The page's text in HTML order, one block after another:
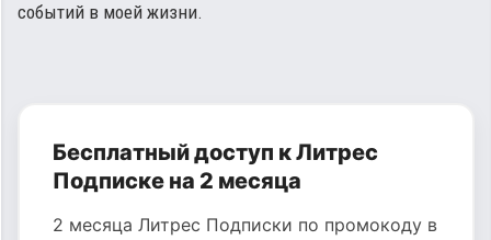
событий в моей жизни.
Бесплатный доступ к Литрес
Подписке на 2 месяца
2 месяца Литрес Подписки по промокоду в